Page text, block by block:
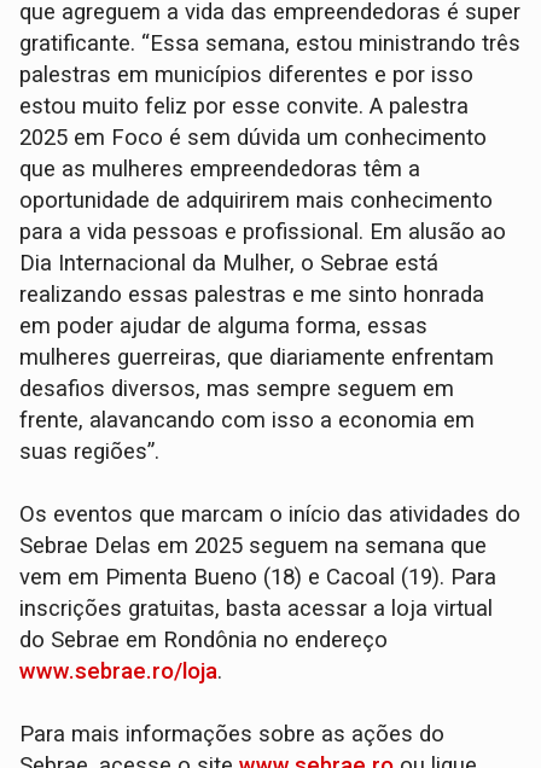
que agreguem a vida das empreendedoras é super
gratificante. “Essa semana, estou ministrando três
palestras em municípios diferentes e por isso
estou muito feliz por esse convite. A palestra
2025 em Foco é sem dúvida um conhecimento
que as mulheres empreendedoras têm a
oportunidade de adquirirem mais conhecimento
para a vida pessoas e profissional. Em alusão ao
Dia Internacional da Mulher, o Sebrae está
realizando essas palestras e me sinto honrada
em poder ajudar de alguma forma, essas
mulheres guerreiras, que diariamente enfrentam
desafios diversos, mas sempre seguem em
frente, alavancando com isso a economia em
suas regiões”.
Os eventos que marcam o início das atividades do
Sebrae Delas em 2025 seguem na semana que
vem em Pimenta Bueno (18) e Cacoal (19). Para
inscrições gratuitas, basta acessar a loja virtual
do Sebrae em Rondônia no endereço
www.sebrae.ro/loja.
Para mais informações sobre as ações do